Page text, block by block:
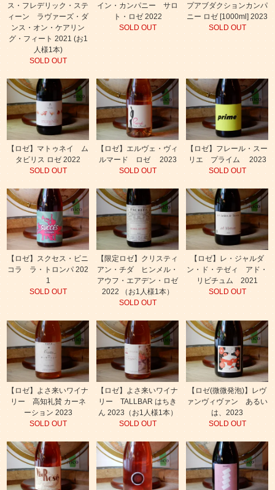
ス・フレデリック・ステ
ィーン ラヴァーズ・ダ
ンス・オン・ケアリン
グ・フィート 2021 (お1
人様1本)
SOLD OUT
イン・カンパニー サロ
ト・ロゼ 2022
SOLD OUT
プアブダクションカンパ
ニー ロゼ [1000ml] 2023
SOLD OUT
【ロゼ】マトゥネイ ム
タビリス ロゼ 2022
SOLD OUT
【ロゼ】エルヴェ・ヴィ
ルマード ロゼ 2023
SOLD OUT
【ロゼ】フレール・スー
リエ プライム 2023
SOLD OUT
【ロゼ】スクセス・ビニ
コラ ラ・トロンパ 202
1
SOLD OUT
【限定ロゼ】クリスティ
アン・チダ ヒンメル・
アウフ・エアデン・ロゼ
2022 （お1人様1本）
SOLD OUT
【ロゼ】レ・ジャルダ
ン・ド・テゼィ アド・
リビチュム 2021
SOLD OUT
【ロゼ】よさ来いワイナ
リー 高知礼賛 カーネ
ーション 2023
SOLD OUT
【ロゼ】よさ来いワイナ
リー TALLBAR はちき
ん 2023（お1人様1本）
SOLD OUT
【ロゼ(微微発泡)】レヴ
ァンヴィヴァン あるい
は、2023
SOLD OUT